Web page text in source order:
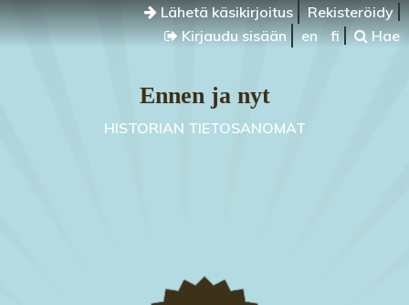
Lähetä käsikirjoitus
Rekisteröidy
Kirjaudu sisään
en fi Hae
Ennen ja nyt
HISTORIAN TIETOSANOMAT